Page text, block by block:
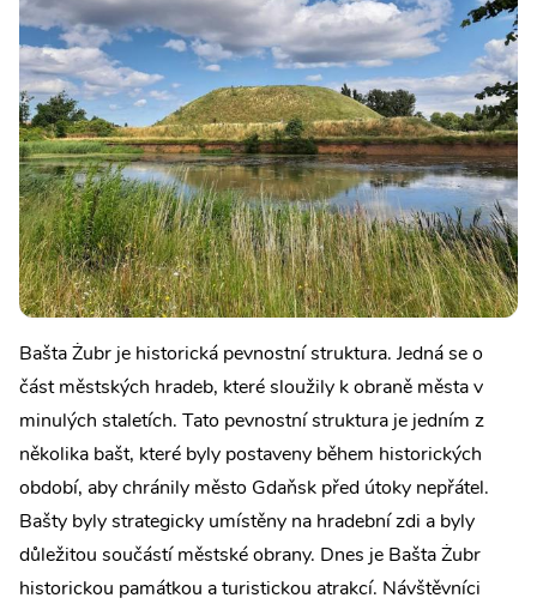
Bašta Żubr je historická pevnostní struktura. Jedná se o
část městských hradeb, které sloužily k obraně města v
minulých staletích. Tato pevnostní struktura je jedním z
několika bašt, které byly postaveny během historických
období, aby chránily město Gdaňsk před útoky nepřátel.
Bašty byly strategicky umístěny na hradební zdi a byly
důležitou součástí městské obrany. Dnes je Bašta Żubr
historickou památkou a turistickou atrakcí. Návštěvníci